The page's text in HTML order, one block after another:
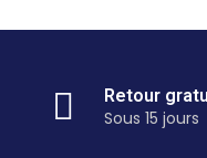
Retour
Sous 15 jours